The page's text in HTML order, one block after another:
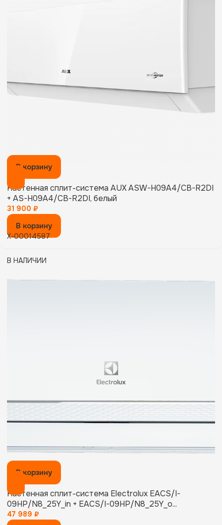
В корзину
Настенная сплит-система AUX ASW-H09A4/CB-R2DI
+ AS-H09A4/CB-R2DI, белый
31 900 ₽
В корзину
X-00014587
В НАЛИЧИИ
В корзину
Настенная сплит-система Electrolux EACS/I-
09HP/N8_25Y_in + EACS/I-09HP/N8_25Y_o...
47 989 ₽